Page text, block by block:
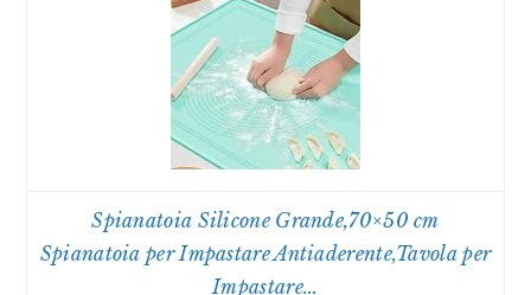
Spianatoia Silicone Grande,70×50 cm
Spianatoia per Impastare Antiaderente,Tavola per
Impastare...